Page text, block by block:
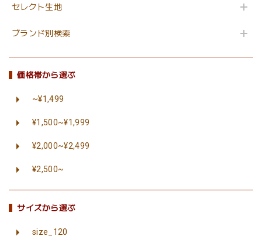
セレクト生地
ブランド別検索
価格帯から選ぶ
~¥1,499
¥1,500~¥1,999
¥2,000~¥2,499
¥2,500~
サイズから選ぶ
size_120